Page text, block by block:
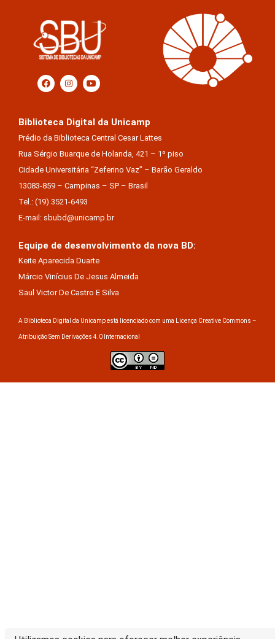
Biblioteca Digital da Unicamp
Prédio da Biblioteca Central Cesar Lattes
Rua Sérgio Buarque de Holanda, 421 – 1º piso
Cidade Universitária “Zeferino Vaz” – Barão Geraldo
13083-859 – Campinas – SP – Brasil
Tel.: (19) 3521-6493
E-mail: sbubd@unicamp.br
Equipe de desenvolvimento da nova BD:
Keite Aparecida Duarte
Márcio Vinícius De Jesus Almeida
Saul Victor De Castro E Silva
A Biblioteca Digital da Unicamp está licenciado com uma Licença Creative Commons –
Atribuição Sem Derivações 4.0 Internacional